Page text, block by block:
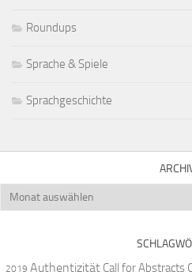
Roundups
Sprache & Spiele
Sprachgeschichte
Archiv
2019 Authentizität Call for Abstracts